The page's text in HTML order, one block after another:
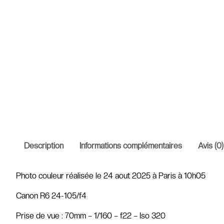
Description Informations complémentaires Avis (0)
Photo couleur réalisée le 24 aout 2025 à Paris à 10h05
Canon R6 24-105/f4
Prise de vue : 70mm – 1/160 – f22 – Iso 320